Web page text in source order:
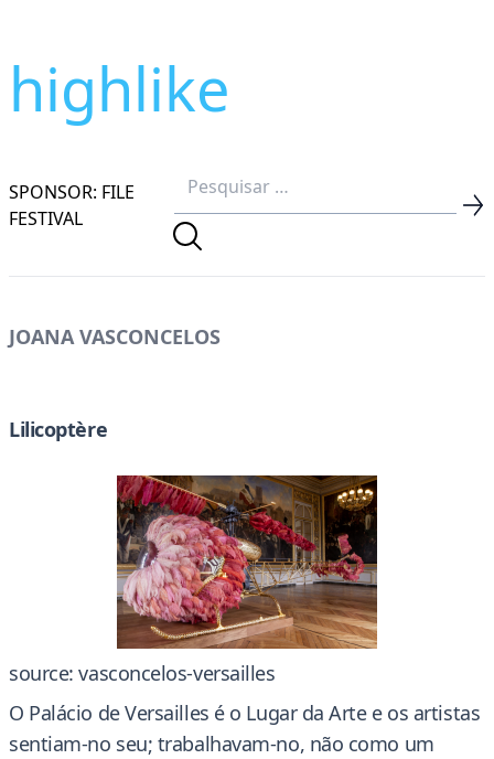
highlike
SPONSOR: FILE
FESTIVAL
JOANA VASCONCELOS
Lilicoptère
source: vasconcelos-versailles
O Palácio de Versailles é o Lugar da Arte e os artistas
sentiam-no seu; trabalhavam-no, não como um